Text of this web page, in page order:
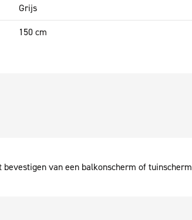
Grijs
150 cm
bevestigen van een balkonscherm of tuinscherm